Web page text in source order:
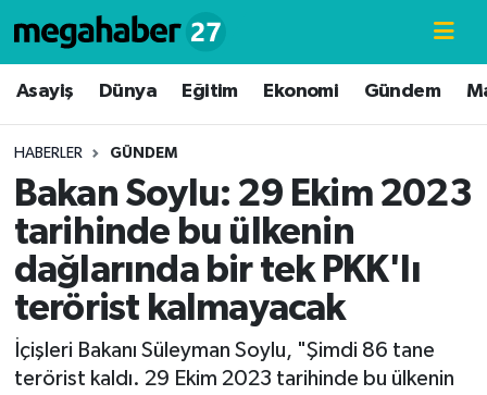
Asayiş Dünya Eğitim Ekonomi Gündem
HABERLER GÜNDEM
Bakan Soylu: 29 Ekim 2023
tarihinde bu ülkenin
dağlarında bir tek PKK'lı
terörist kalmayacak
İçişleri Bakanı Süleyman Soylu, "Şimdi 86 tane
terörist kaldı. 29 Ekim 2023 tarihinde bu ülkenin
Hava Durumu
Süper Lig Puan Durumu ve Fikstür
Tüm Manşetler
Son Dakika Haberleri
Haber Arşivi